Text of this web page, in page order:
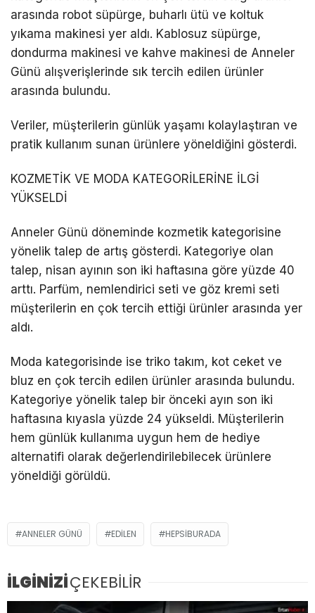
arasında robot süpürge, buharlı ütü ve koltuk
yıkama makinesi yer aldı. Kablosuz süpürge,
dondurma makinesi ve kahve makinesi de Anneler
Günü alışverişlerinde sık tercih edilen ürünler
arasında bulundu.
Veriler, müşterilerin günlük yaşamı kolaylaştıran ve
pratik kullanım sunan ürünlere yöneldiğini gösterdi.
KOZMETİK VE MODA KATEGORİLERİNE İLGİ
YÜKSELDİ
Anneler Günü döneminde kozmetik kategorisine
yönelik talep de artış gösterdi. Kategoriye olan
talep, nisan ayının son iki haftasına göre yüzde 40
arttı. Parfüm, nemlendirici seti ve göz kremi seti
müşterilerin en çok tercih ettiği ürünler arasında yer
aldı.
Moda kategorisinde ise triko takım, kot ceket ve
bluz en çok tercih edilen ürünler arasında bulundu.
Kategoriye yönelik talep bir önceki ayın son iki
haftasına kıyasla yüzde 24 yükseldi. Müşterilerin
hem günlük kullanıma uygun hem de hediye
alternatifi olarak değerlendirilebilecek ürünlere
yöneldiği görüldü.
ANNELER GÜNÜ EDILEN HEPSIBURADA
İLGİNİZİÇEKEBİLİR